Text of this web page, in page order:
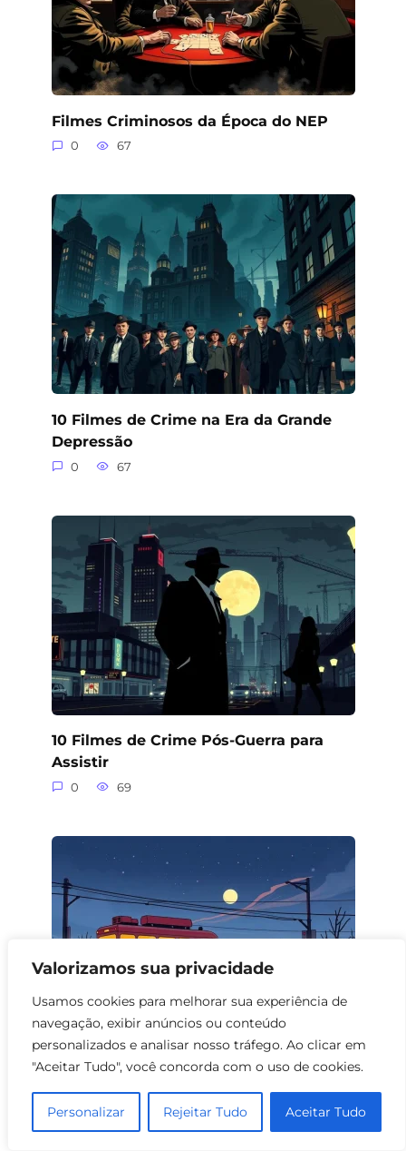
Valorizamos sua privacidade
Usamos cookies para melhorar sua experiência de
navegação, exibir anúncios ou conteúdo
personalizados e analisar nosso tráfego. Ao clicar em
"Aceitar Tudo", você concorda com o uso de cookies.
Personalizar Rejeitar Tudo Aceitar Tudo
Filmes Criminosos da Época do NEP
0 67
10 Filmes de Crime na Era da Grande
Depressão
0 67
10 Filmes de Crime Pós-Guerra para
Assistir
0 69
10 Filmes Biográficos sobre Assaltos a
0 73